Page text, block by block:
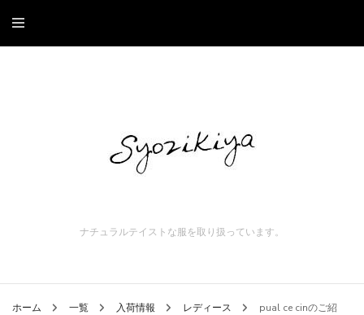
ナチュラルテイストな服を取り扱っています。
ホーム 一覧 入荷情報 レディース
pual ce cinのご紹